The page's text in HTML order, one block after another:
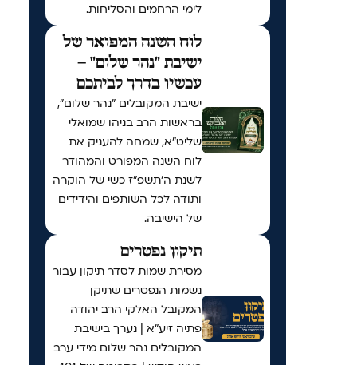
לימי הרחמים והסליחות.
לוח השנה המפואר של
ישיבת "נהר שלום" –
עכשיו בדרך לביתכם
ישיבת המקובלים "נהר שלום",
בראשות הרב בניהו שמואלי
שליט"א, שמחה להעניק את
לוח השנה המפורט והמהודר
לשנת ה'תשפ"ז כשי של הוקרה
ותודה לכל השותפים והידידים
של הישיבה.
תיקון נפטרים
מסירת שמות לסדר תיקון עבור
נשמות הנפטרים שתיקן
המקובל האלקי הרב יהודה
פתיה זיע"א | נערך בישיבת
המקובלים נהר שלום מידי ערב